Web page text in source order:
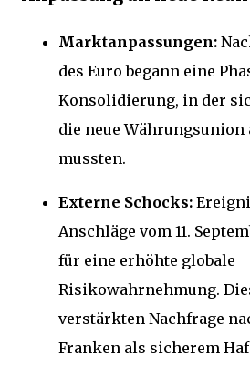
Marktanpassungen:
des Euro begann eine
Konsolidierung, in der
die neue Währungsunion
mussten.
Externe Schocks:
Anschläge vom 11.
für eine erhöhte globale
Risikowahrnehmung.
verstärkten Nachfrage
Franken als sicherem